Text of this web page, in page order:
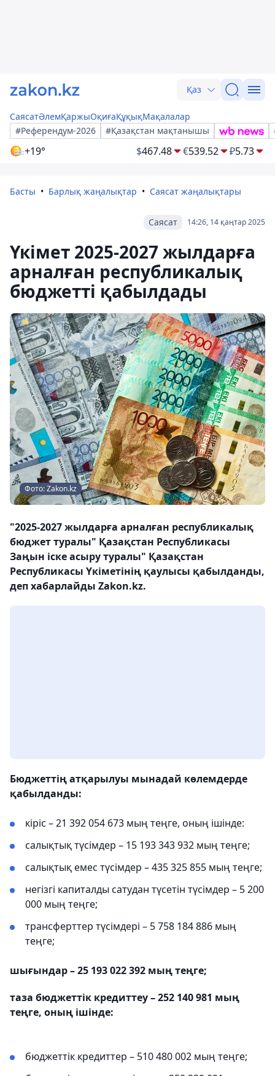
Қаз
СаясатӘлемҚаржыОқиғаҚұқықМақалалар
#Референдум-2026
#Қазақстан мақтанышы
+19° $467.48 €539.52 ₽5.73
Басты Барлық жаңалықтар Саясат жаңалықтары
14:26, 14 қаңтар 2025
Саясат
Үкімет 2025-2027 жылдарға
арналған республикалық
бюджетті қабылдады
Фото: Zakon.kz
"2025-2027 жылдарға арналған республикалық
бюджет туралы" Қазақстан Республикасы
Заңын іске асыру туралы" Қазақстан
Республикасы Үкіметінің қаулысы қабылданды,
деп хабарлайды Zakon.kz.
Бюджеттің атқарылуы мынадай көлемдерде
қабылданды:
кіріс – 21 392 054 673 мың теңге, оның ішінде:
салықтық түсімдер – 15 193 343 932 мың теңге;
салықтық емес түсімдер – 435 325 855 мың теңге;
негізгі капиталды сатудан түсетін түсімдер – 5 200
000 мың теңге;
трансферттер түсімдері – 5 758 184 886 мың
теңге;
шығындар – 25 193 022 392 мың теңге;
таза бюджеттік кредиттеу – 252 140 981 мың
теңге, оның ішінде:
бюджеттік кредиттер – 510 480 002 мың теңге;